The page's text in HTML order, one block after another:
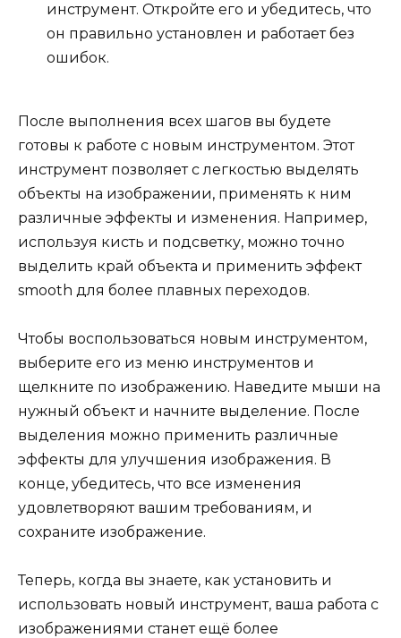
инструмент. Откройте его и убедитесь, что
он правильно установлен и работает без
ошибок.
После выполнения всех шагов вы будете
готовы к работе с новым инструментом. Этот
инструмент позволяет с легкостью выделять
объекты на изображении, применять к ним
различные эффекты и изменения. Например,
используя кисть и подсветку, можно точно
выделить край объекта и применить эффект
smooth для более плавных переходов.
Чтобы воспользоваться новым инструментом,
выберите его из меню инструментов и
щелкните по изображению. Наведите мыши на
нужный объект и начните выделение. После
выделения можно применить различные
эффекты для улучшения изображения. В
конце, убедитесь, что все изменения
удовлетворяют вашим требованиям, и
сохраните изображение.
Теперь, когда вы знаете, как установить и
использовать новый инструмент, ваша работа с
изображениями станет ещё более